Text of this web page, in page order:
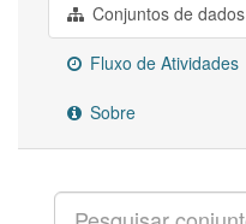
Conjuntos de dados
Fluxo de Atividades
Sobre